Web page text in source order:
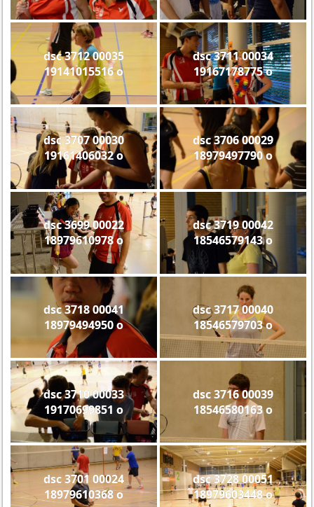
dsc 3712 00035
19141015516 o
dsc 3711 00034
19167178775 o
dsc 3707 00030
19161406032 o
dsc 3706 00029
18979497790 o
dsc 3699 00022
18979610978 o
dsc 3719 00042
18546579143 o
dsc 3718 00041
18979494950 o
dsc 3717 00040
18546579703 o
dsc 3710 00033
19170699851 o
dsc 3716 00039
18546580163 o
dsc 3701 00024
18979610368 o
dsc 3728 00051
18979603448 o